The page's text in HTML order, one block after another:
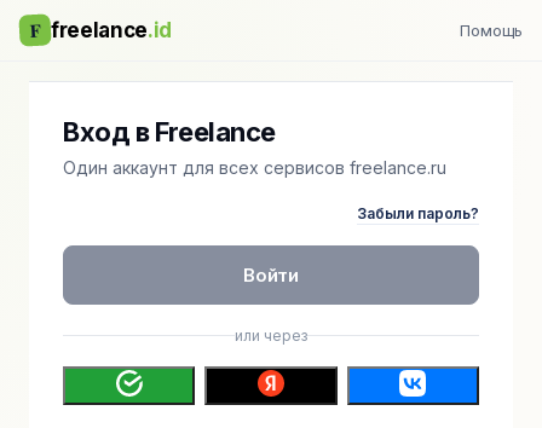
F freelance.id Помощь
Вход в Freelance
Один аккаунт для всех сервисов freelance.ru
Забыли пароль?
Войти
или через